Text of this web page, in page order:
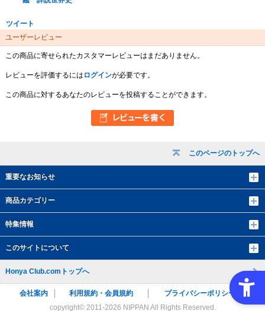
このページのトップへ
重要なお知らせ
商品カテゴリー
特集情報
このサイトについて
ツイート
ユーザーレビュー
この商品に寄せられたカスタマーレビューはまだありません。
レビューを評価するには ログインが必要です。
この商品に対するあなたのレビューを投稿することができます。
Honya Club.comトップへ
会社案内 利用規約・会員規約
プライバシーポリシー
copyright© 2011-2026 NIPPAN All Rights Reserved.